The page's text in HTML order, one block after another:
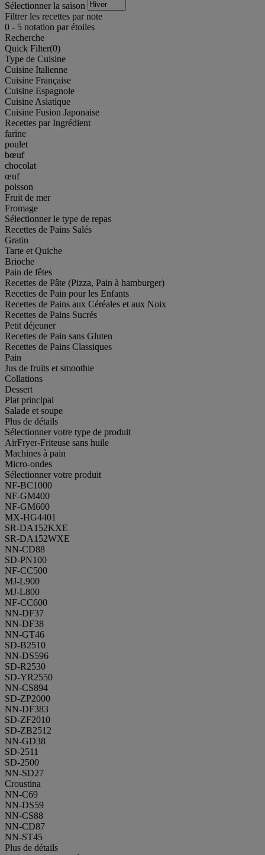
Sélectionner la saison
Filtrer les recettes par note
0 - 5 notation par étoiles
Recherche
Quick Filter(0)
Type de Cuisine
Cuisine Italienne
Cuisine Française
Cuisine Espagnole
Cuisine Asiatique
Cuisine Fusion Japonaise
Recettes par Ingrédient
farine
poulet
bœuf
chocolat
œuf
poisson
Fruit de mer
Fromage
Sélectionner le type de repas
Recettes de Pains Salés
Gratin
Tarte et Quiche
Brioche
Pain de fêtes
Recettes de Pâte (Pizza, Pain à hamburger)
Recettes de Pain pour les Enfants
Recettes de Pains aux Céréales et aux Noix
Recettes de Pains Sucrés
Petit déjeuner
Recettes de Pain sans Gluten
Recettes de Pains Classiques
Pain
Jus de fruits et smoothie
Collations
Dessert
Plat principal
Salade et soupe
Plus de détails
Sélectionner votre type de produit
AirFryer-Friteuse sans huile
Machines à pain
Micro-ondes
Sélectionner votre produit
NF-BC1000
NF-GM400
NF-GM600
MX-HG4401
SR-DA152KXE
SR-DA152WXE
NN-CD88
SD-PN100
NF-CC500
MJ-L900
MJ-L800
NF-CC600
NN-DF37
NN-DF38
NN-GT46
SD-B2510
NN-DS596
SD-R2530
SD-YR2550
NN-CS894
SD-ZP2000
NN-DF383
SD-ZF2010
SD-ZB2512
NN-GD38
SD-2511
SD-2500
NN-SD27
Croustina
NN-C69
NN-DS59
NN-CS88
NN-CD87
NN-ST45
Plus de détails